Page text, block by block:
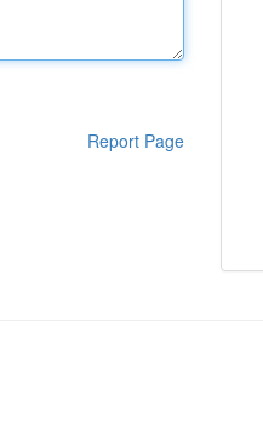
Report Page